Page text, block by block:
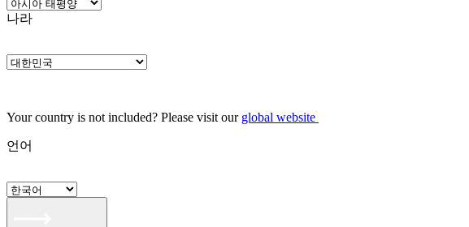
나라
Your country is not included? Please visit our global website
언어